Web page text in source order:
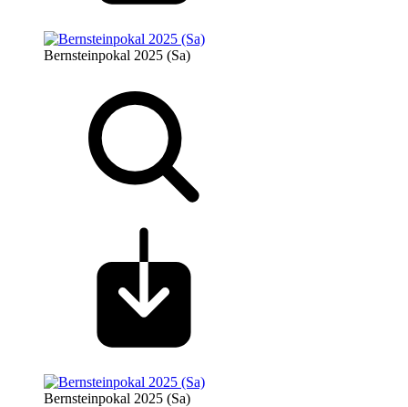
Bernsteinpokal 2025 (Sa)
Bernsteinpokal 2025 (Sa)